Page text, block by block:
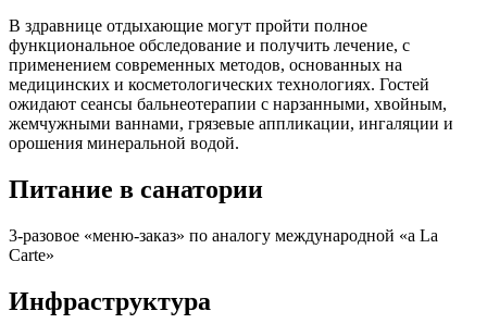
В здравнице отдыхающие могут пройти полное
функциональное обследование и получить лечение, с
применением современных методов, основанных на
медицинских и косметологических технологиях. Гостей
ожидают сеансы бальнеотерапии с нарзанными, хвойным,
жемчужными ваннами, грязевые аппликации, ингаляции и
орошения минеральной водой.
Питание в санатории
3-разовое «меню-заказ» по аналогу международной «a La
Carte»
Инфраструктура